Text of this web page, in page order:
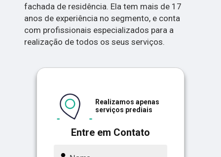
fachada de residência. Ela tem mais de 17
anos de experiência no segmento, e conta
com profissionais especializados para a
realização de todos os seus serviços.
Entre em Contato
Realizamos apenas
serviços prediais